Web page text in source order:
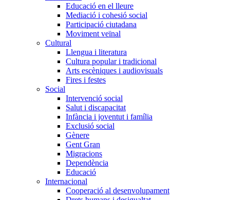
Educació en el lleure
Mediació i cohesió social
Participació ciutadana
Moviment veïnal
Cultural
Llengua i literatura
Cultura popular i tradicional
Arts escèniques i audiovisuals
Fires i festes
Social
Intervenció social
Salut i discapacitat
Infància i joventut i família
Exclusió social
Gènere
Gent Gran
Migracions
Dependència
Educació
Internacional
Cooperació al desenvolupament